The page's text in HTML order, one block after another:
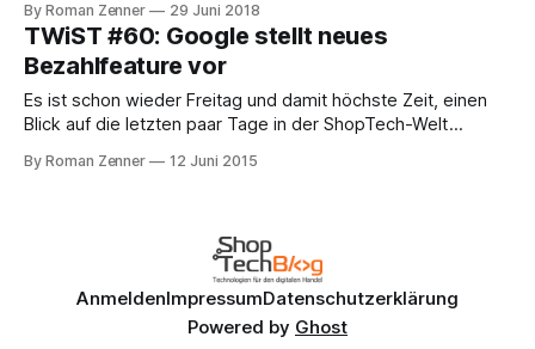
Woche (wir sehen uns!) Luft zu holen scheint. Für Shopify-
Händler gibt es mit Shopify Ping nun eine kostenlose native
By Roman Zenner 29 Juni 2018
TWiST #60: Google stellt neues
Bezahlfeature vor
Es ist schon wieder Freitag und damit höchste Zeit, einen
Blick auf die letzten paar Tage in der ShopTech-Welt
die vor einigen Tagen stattfand, wurde unter anderem auch
By Roman Zenner 12 Juni 2015
AnmeldenImpressumDatenschutzerklärung
Powered by Ghost